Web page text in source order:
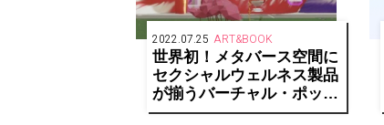
2022.07.25 ART&BOOK
世界初！メタバース空間に
セクシャルウェルネス製品
が揃うバーチャル・ポップ
アップストア